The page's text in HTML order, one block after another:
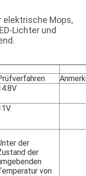
elektrische Mops,
Lichter und
der
der
von